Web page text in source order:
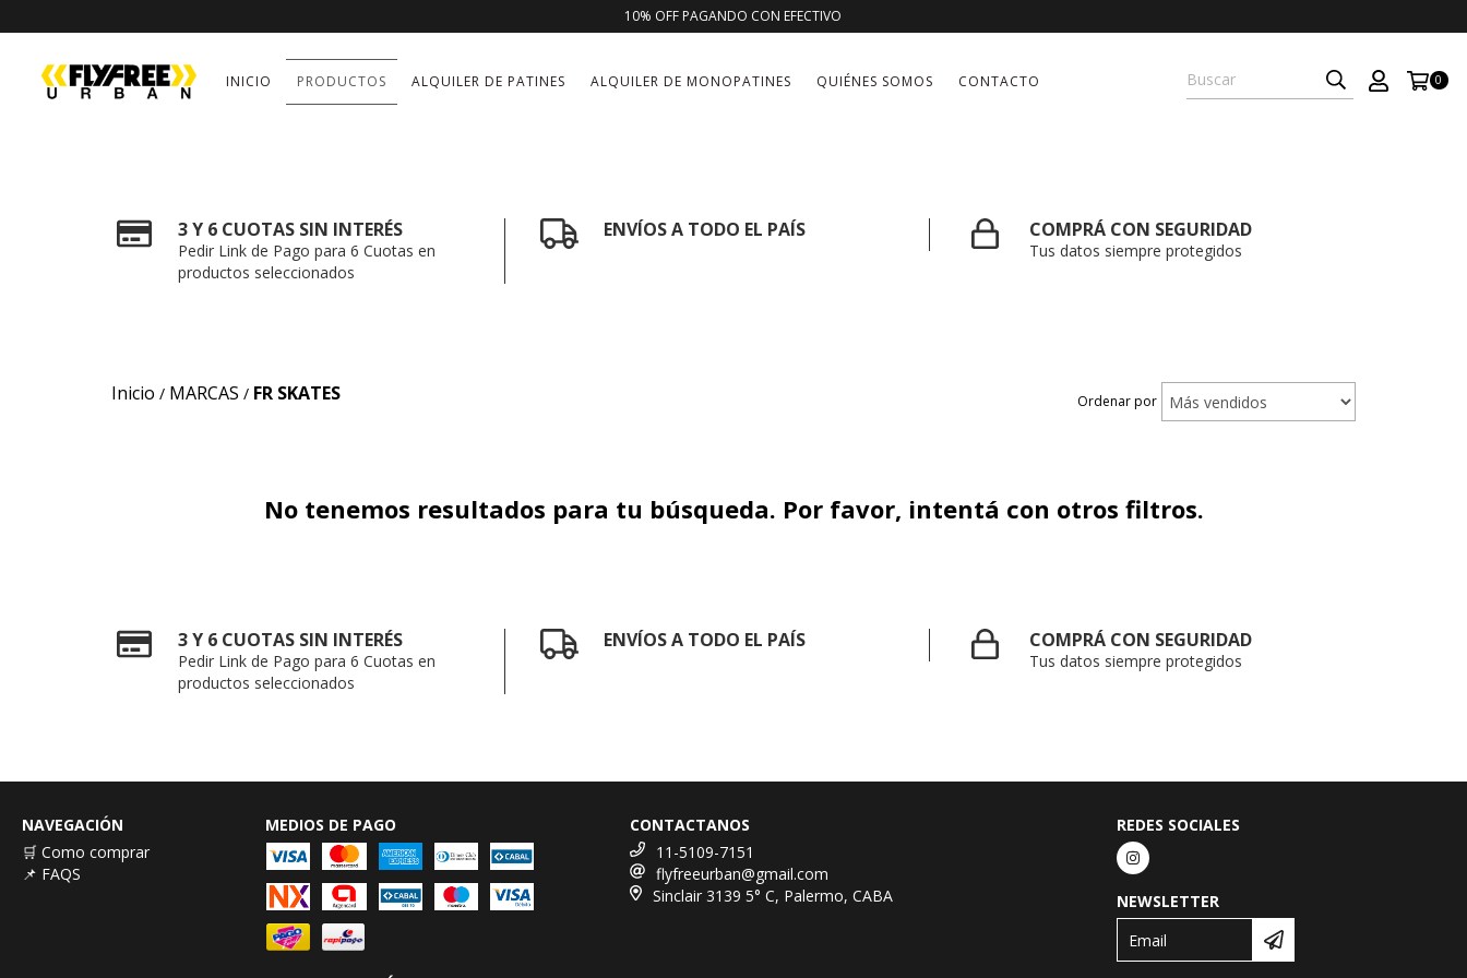
10% OFF PAGANDO CON EFECTIVO
INICIO PRODUCTOS ALQUILER DE PATINES ALQUILER DE MONOPATINES QUIÉNES SOMOS CONTACTO 0
3 Y 6 CUOTAS SIN INTERÉS
Pedir Link de Pago para 6 Cuotas en
productos seleccionados
ENVÍOS A TODO EL PAÍS COMPRÁ CON SEGURIDAD
Tus datos siempre protegidos
Inicio / MARCAS / FR SKATES Ordenar por
No tenemos resultados para tu búsqueda. Por favor, intentá con otros filtros.
3 Y 6 CUOTAS SIN INTERÉS
Pedir Link de Pago para 6 Cuotas en
productos seleccionados
ENVÍOS A TODO EL PAÍS COMPRÁ CON SEGURIDAD
Tus datos siempre protegidos
NAVEGACIÓN
🛒 Como comprar
📌 FAQS
MEDIOS DE PAGO
CONTACTANOS
11-5109-7151
flyfreeurban@gmail.com
Sinclair 3139 5° C, Palermo, CABA
REDES SOCIALES
NEWSLETTER